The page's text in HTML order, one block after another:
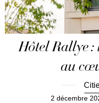
Hôtel Rallye :
au
2 décembre